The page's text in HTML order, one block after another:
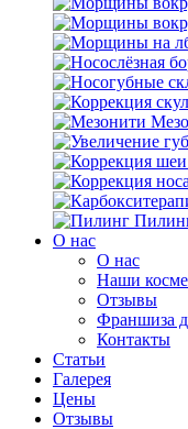
O нас
O нас
Наши
Отзывы
Франшиза
Контакты
Статьи
Галерея
Цены
Отзывы